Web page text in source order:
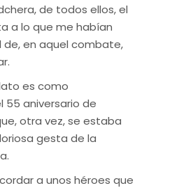
de todos ellos, el
a lo que me habían
en aquel combate,
es como
55 aniversario de
otra vez, se estaba
gesta de la
a unos héroes que